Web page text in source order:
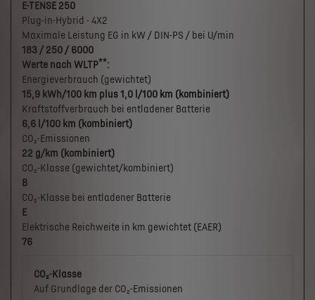
E-TENSE 250
Plug-in-Hybrid - 4X2
Maximale Leistung EG in kW / DIN-PS / bei U/min
183 / 250 / 6000
Werte nach WLTP**:
Energieverbrauch (gewichtet)
15,9 kWh/100 km plus 1,0 l/100 km (kombiniert)
Kraftstoffverbrauch bei entladener Batterie
6,6 l/100 km (kombiniert)
CO₂-Emissionen
22 g/km (kombiniert)
CO₂-Klasse (gewichtet/kombiniert)
B
CO₂-Klasse bei entladener Batterie
E
Elektrische Reichweite in km gewichtet (EAER)
76
CO₂-Klasse
Auf Grundlage der CO₂-Emissionen